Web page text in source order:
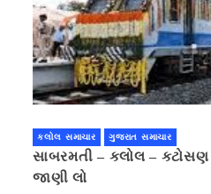
કલોલ સમાચાર ગુજરાત સમાચાર
સાબરમતી – કલોલ –
જાણી લો